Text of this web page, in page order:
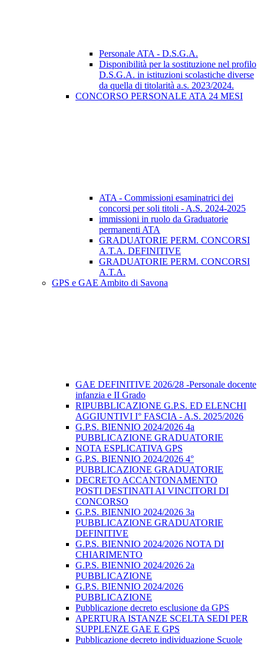
Personale ATA - D.S.G.A.
Disponibilità per la sostituzione nel profilo
D.S.G.A. in istituzioni scolastiche diverse
da quella di titolarità a.s. 2023/2024.
CONCORSO PERSONALE ATA 24 MESI
ATA - Commissioni esaminatrici dei
concorsi per soli titoli - A.S. 2024-2025
immissioni in ruolo da Graduatorie
permanenti ATA
GRADUATORIE PERM. CONCORSI
A.T.A. DEFINITIVE
GRADUATORIE PERM. CONCORSI
A.T.A.
GPS e GAE Ambito di Savona
GAE DEFINITIVE 2026/28 -Personale docente
infanzia e II Grado
RIPUBBLICAZIONE G.P.S. ED ELENCHI
AGGIUNTIVI I° FASCIA - A.S. 2025/2026
G.P.S. BIENNIO 2024/2026 4a
PUBBLICAZIONE GRADUATORIE
NOTA ESPLICATIVA GPS
G.P.S. BIENNIO 2024/2026 4°
PUBBLICAZIONE GRADUATORIE
DECRETO ACCANTONAMENTO
POSTI DESTINATI AI VINCITORI DI
CONCORSO
G.P.S. BIENNIO 2024/2026 3a
PUBBLICAZIONE GRADUATORIE
DEFINITIVE
G.P.S. BIENNIO 2024/2026 NOTA DI
CHIARIMENTO
G.P.S. BIENNIO 2024/2026 2a
PUBBLICAZIONE
G.P.S. BIENNIO 2024/2026
PUBBLICAZIONE
Pubblicazione decreto esclusione da GPS
APERTURA ISTANZE SCELTA SEDI PER
SUPPLENZE GAE E GPS
Pubblicazione decreto individuazione Scuole